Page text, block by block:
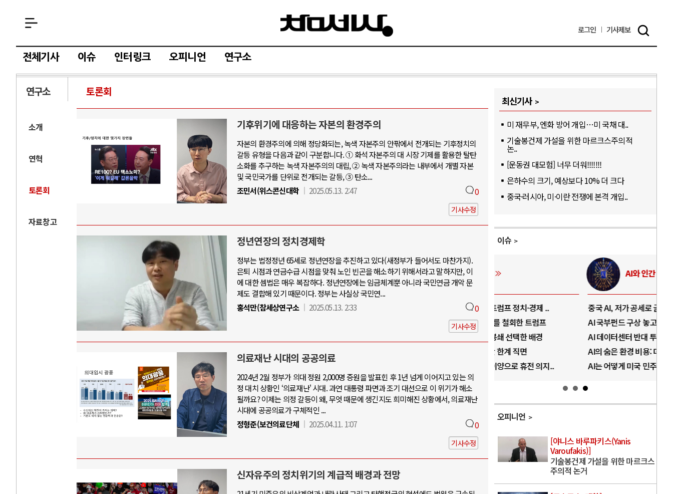
로그인 기사제보
전체기사 이슈 인터링크 오피니언 연구소
연구소 토론회
소개
연혁
토론회
자료창고
기후위기에 대응하는 자본의 환경주의
자본의 환경주의에 의해 정당화되는, 녹색 자본주의 안팎에서 전개되는 기후정치의
갈등 유형을 다음과 같이 구분합니다. ① 화석 자본주의 대 시장 기제를 활용한 탈탄
소화를 추구하는 녹색 자본주의의 대립, ② 녹색 자본주의라는 내부에서 개별 자본
및 국민국가를 단위로 전개되는 갈등, ③ 탄소...
조민서(위스콘신대학
2025.05.13. 2:47 0
기사수정
정년연장의 정치경제학
정부는 법정정년 65세로 정년연장을 추진하고 있다(새정부가 들어서도 마찬가지).
은퇴 시점과 연금수급 시점을 맞춰 노인 빈곤을 해소하기 위해서라고 말하지만, 이
에 대한 셈법은 매우 복잡하다. 정년연장에는 임금체계뿐 아니라 국민연금 개악 문
제도 결합해 있기 때문이다. 정부는 사실상 국민연...
홍석만(참세상연구소
2025.05.13. 2:33 0
기사수정
의료재난 시대의 공공의료
2024년 2월 정부가 의대 정원 2,000명 증원을 발표힌 후 1년 넘게 이어지고 있는 의
정 대치 상황인 ‘의료재난' 시대. 과연 대통령 파면과 조기 대선으로 이 위기가 해소
될까요? 이제는 의정 갈등이 왜, 무엇 때문에 생긴지도 희미해진 상황에서, 의료재난
시대에 공공의료가 구체적인 ...
정형준(보건의료단체
2025.04.11. 1:07 0
기사수정
신자유주의 정치위기의 계급적 배경과 전망
최신기사
미 재무부, 엔화 방어 개입…미 국채 대..
기술봉건제 가설을 위한 마르크스주의적
논..
[운동권 대모험] 너무 더워!!!!!!!
은하수의 크기, 예상보다 10% 더 크다
중국·러시아, 미·이란 전쟁에 본격 개입..
이슈
중국 AI, 저가 공세로 글로벌 토큰 시..
AI 국부펀드 구상 놓고 미국 진보진영 ..
러시아-우크라이나 전쟁
전쟁의 추상화: 우크라이나, 대리전의 역..
EU·우크라이나 드론 협력 직후, 러시아..
우크라이나, 덴마크, 에스토니아, 네덜란..
러·우크라, 대규모 공습 주고받아…민간 ..
중동 위기
호르무즈 갈등 격화, 트럼프 정치·경제 ..
호르무즈 해협 통행료를 철회한 트럼프
이란, 호르무즈 해협 봉쇄 선택한 배경
중국 AI, 저가 공세로 글로벌 토큰 시..
AI 국부펀드 구상 놓고 미국 진보진영 ..
AI 데이터센터 반대 투쟁은 새로운 글로..
AI의 숨은 환경 비용: 데이터센터 확산..
AI는 어떻게 미국 민주주의를 잠식하고 ..
오피니언
[야니스 바루파키스(Yanis
Varoufakis)]
기술봉건제 가설을 위한 마르크스
주의적 논거